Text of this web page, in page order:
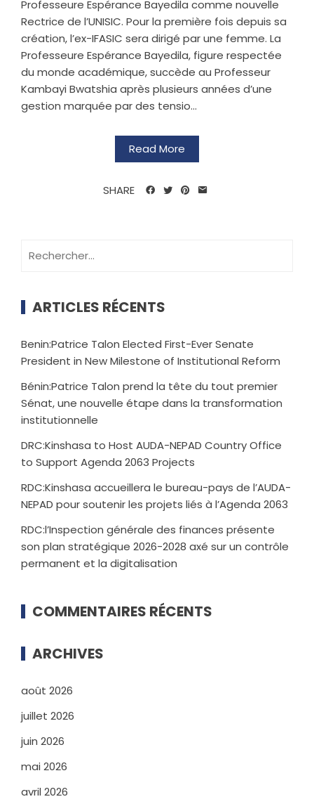
Professeure Espérance Bayedila comme nouvelle
Rectrice de l’UNISIC. Pour la première fois depuis sa
création, l’ex-IFASIC sera dirigé par une femme. La
Professeure Espérance Bayedila, figure respectée
du monde académique, succède au Professeur
Kambayi Bwatshia après plusieurs années d’une
gestion marquée par des tensio...
Read More
SHARE
ARTICLES RÉCENTS
Benin:Patrice Talon Elected First-Ever Senate
President in New Milestone of Institutional Reform
Bénin:Patrice Talon prend la tête du tout premier
Sénat, une nouvelle étape dans la transformation
institutionnelle
DRC:Kinshasa to Host AUDA-NEPAD Country Office
to Support Agenda 2063 Projects
RDC:Kinshasa accueillera le bureau-pays de l’AUDA-
NEPAD pour soutenir les projets liés à l’Agenda 2063
RDC:l’Inspection générale des finances présente
son plan stratégique 2026-2028 axé sur un contrôle
permanent et la digitalisation
COMMENTAIRES RÉCENTS
ARCHIVES
août 2026
juillet 2026
juin 2026
mai 2026
avril 2026